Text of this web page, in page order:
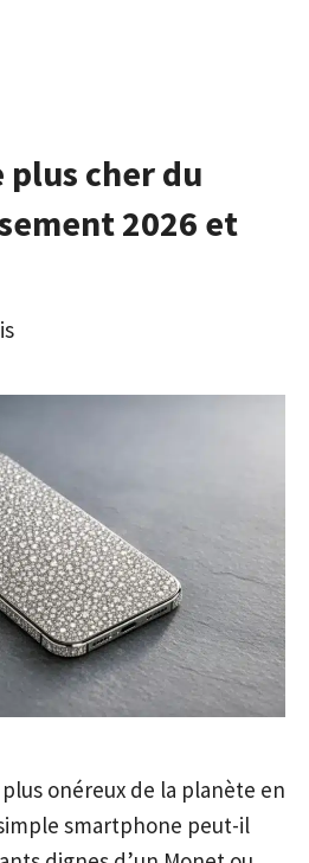
plus cher du
2026 et
onéreux de la planète en
smartphone peut-il